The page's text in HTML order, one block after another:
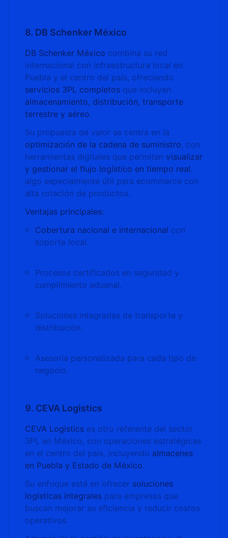
8. DB Schenker México
DB Schenker México combina su red
internacional con infraestructura local en
Puebla y el centro del país, ofreciendo
servicios 3PL completos que incluyen
almacenamiento, distribución, transporte
terrestre y aéreo.
Su propuesta de valor se centra en la
optimización de la cadena de suministro, con
herramientas digitales que permiten visualizar
y gestionar el flujo logístico en tiempo real,
algo especialmente útil para ecommerce con
alta rotación de productos.
Ventajas principales:
Cobertura nacional e internacional con
soporte local.
Procesos certificados en seguridad y
cumplimiento aduanal.
Soluciones integradas de transporte y
distribución.
Asesoría personalizada para cada tipo de
negocio.
9. CEVA Logistics
CEVA Logistics es otro referente del sector
3PL en México, con operaciones estratégicas
en el centro del país, incluyendo almacenes
en Puebla y Estado de México.
Su enfoque está en ofrecer soluciones
logísticas integrales para empresas que
buscan mejorar su eficiencia y reducir costos
operativos.